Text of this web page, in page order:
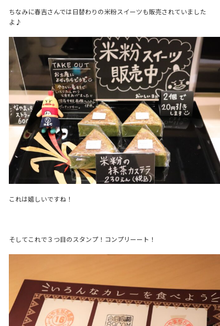
ちなみに春吉さんでは日替わりの米粉スイーツも販売されていました
よ♪
これは嬉しいですね！
そしてこれで３つ目のスタンプ！コンプリーート！